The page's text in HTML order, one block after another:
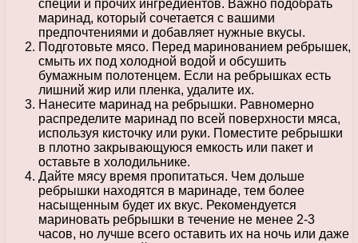
специй и прочих ингредиентов. Важно подобрать
маринад, который сочетается с вашими
предпочтениями и добавляет нужные вкусы.
Подготовьте мясо. Перед маринованием ребрышек,
смыть их под холодной водой и обсушить
бумажным полотенцем. Если на ребрышках есть
лишний жир или пленка, удалите их.
Нанесите маринад на ребрышки. Равномерно
распределите маринад по всей поверхности мяса,
используя кисточку или руки. Поместите ребрышки
в плотно закрывающуюся емкость или пакет и
оставьте в холодильнике.
Дайте мясу время пропитаться. Чем дольше
ребрышки находятся в маринаде, тем более
насыщенным будет их вкус. Рекомендуется
мариновать ребрышки в течение не менее 2-3
часов, но лучше всего оставить их на ночь или даже